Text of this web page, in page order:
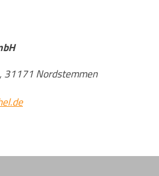
31171 Nordstemmen